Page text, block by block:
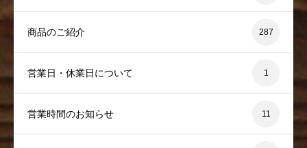
商品のご紹介 287
営業日・休業日について 1
営業時間のお知らせ 11